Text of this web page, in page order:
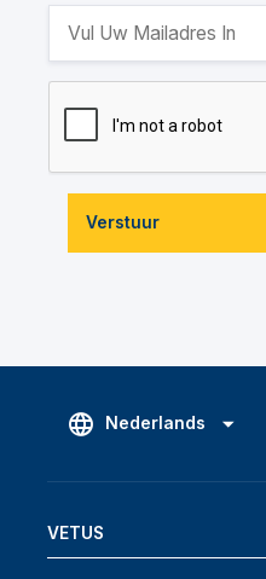
Verstuur
Nederlands
VETUS